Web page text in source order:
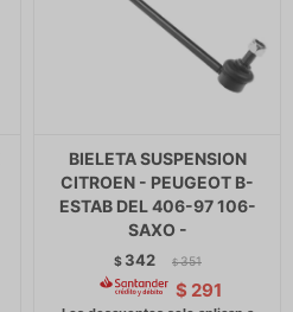
BIELETA SUSPENSION
CITROEN - PEUGEOT B-
ESTAB DEL 406-97 106-
SAXO -
$ 342 $ 351
$ 291